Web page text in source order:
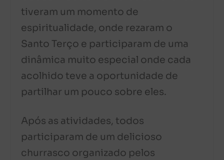
tiveram um momento de
espiritualidade, onde rezaram o
Santo Terço e participaram de uma
dinâmica muito especial onde cada
acolhido teve a oportunidade de
partilhar um pouco sobre eles.
Após as atividades, todos
participaram de um delicioso
churrasco organizado pelos